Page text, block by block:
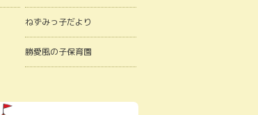
ねずみっ子だより
勝愛風の子保育園